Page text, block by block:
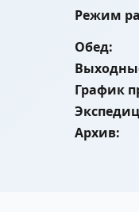
Режим
Обед:
График
Архив: